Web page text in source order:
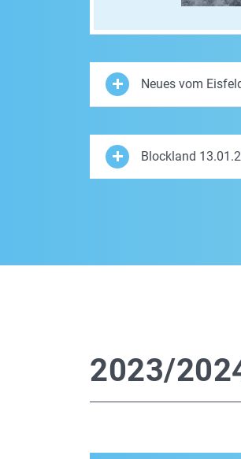
Neues vom
Blockland
2023/